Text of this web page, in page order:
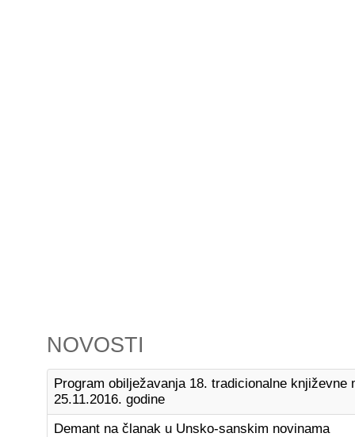
NOVOSTI
Program obilježavanja 18. tradicionalne književne
25.11.2016. godine
Demant na članak u Unsko-sanskim novinama